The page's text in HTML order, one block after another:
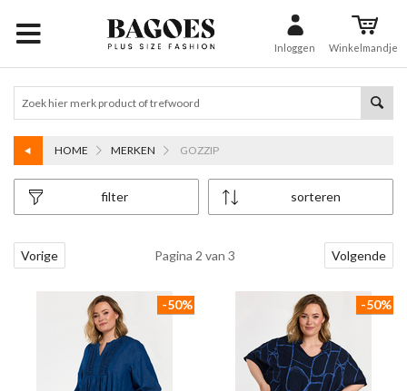
Inloggen Winkelmandje
HOME MERKEN GOZZIP
sorteren
filter
Vorige Pagina 2 van 3 Volgende
-50% -50%